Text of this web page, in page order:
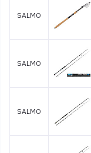
SALMO
SALMO
SALMO